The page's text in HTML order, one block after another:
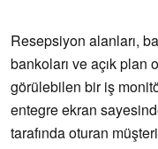
Resepsiyon alanları,
bankoları ve açık
görülebilen bir iş
entegre ekran
tarafında oturan